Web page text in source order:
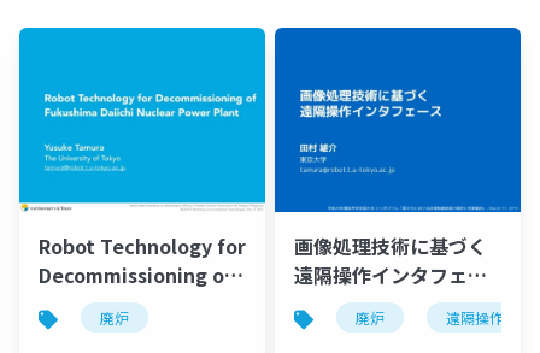
Robot Technology for
Decommissioning of
Fukushima Daiichi
Nuclear Power Plant
廃炉
画像処理技術に基づく
遠隔操作インタフェー
ス
廃炉 遠隔操作